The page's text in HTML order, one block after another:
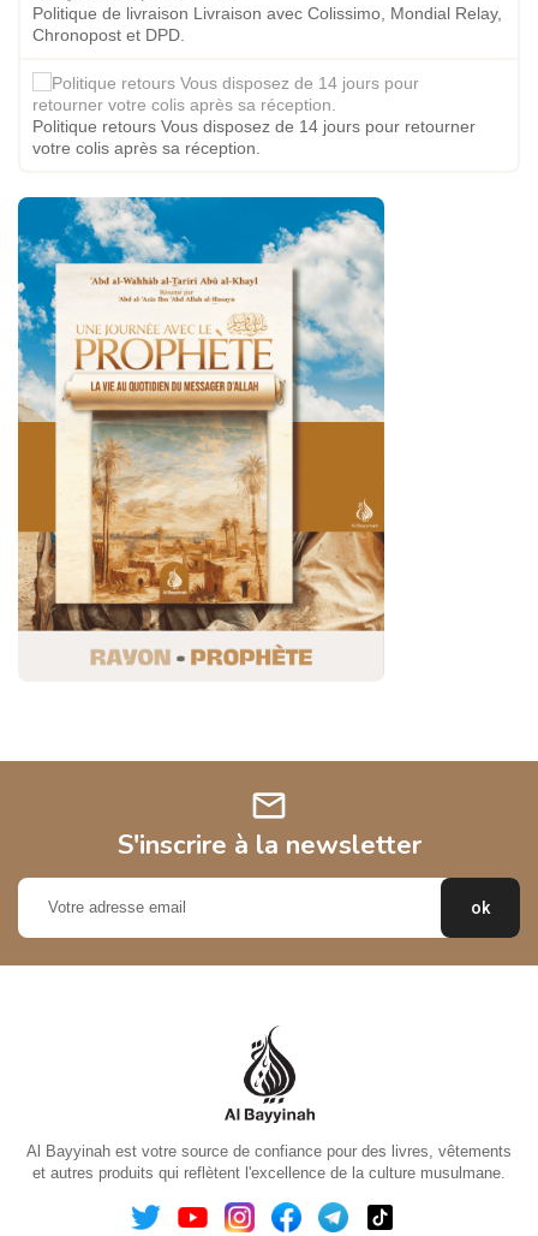
Politique de livraison Livraison avec Colissimo, Mondial Relay,
Chronopost et DPD.
Politique retours Vous disposez de 14 jours pour retourner
votre colis après sa réception.
mail
S'inscrire à la newsletter
Al Bayyinah est votre source de confiance pour des livres, vêtements
et autres produits qui reflètent l'excellence de la culture musulmane.